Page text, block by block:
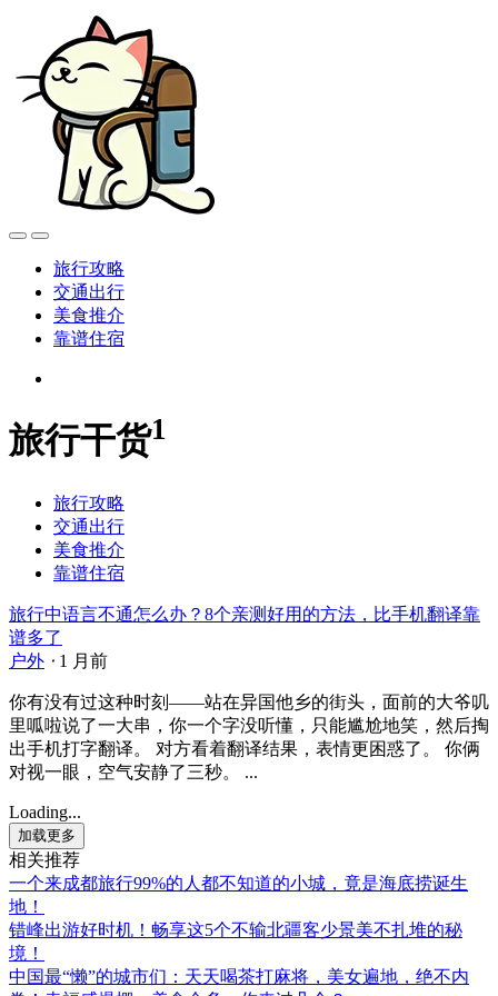
旅行攻略
交通出行
美食推介
靠谱住宿
旅行干货1
旅行攻略
交通出行
美食推介
靠谱住宿
旅行中语言不通怎么办？8个亲测好用的方法，比手机翻译靠
谱多了
户外 ⋅ 1 月前
你有没有过这种时刻——站在异国他乡的街头，面前的大爷叽
里呱啦说了一大串，你一个字没听懂，只能尴尬地笑，然后掏
出手机打字翻译。 对方看着翻译结果，表情更困惑了。 你俩
对视一眼，空气安静了三秒。 ...
Loading...
加载更多
相关推荐
一个来成都旅行99%的人都不知道的小城，竟是海底捞诞生
地！
错峰出游好时机！畅享这5个不输北疆客少景美不扎堆的秘
境！
中国最“懒”的城市们：天天喝茶打麻将，美女遍地，绝不内